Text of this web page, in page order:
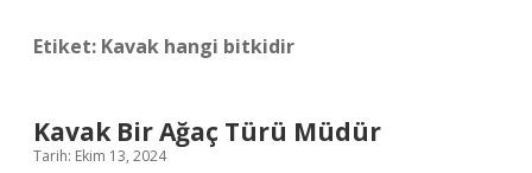
Etiket: Kavak hangi bitkidir
Kavak Bir Ağaç Türü Müdür
Tarih: Ekim 13, 2024